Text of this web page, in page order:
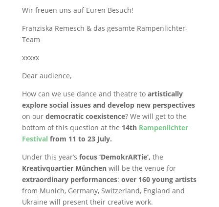
Wir freuen uns auf Euren Besuch!
Franziska Remesch & das gesamte Rampenlichter-
Team
xxxxx
Dear audience,
How can we use dance and theatre to artistically
explore social issues and develop new perspectives
on our democratic coexistence? We will get to the
bottom of this question at the 14th Rampenlichter
Festival from 11 to 23 July.
Under this year’s focus ‘DemokrARTie’, the
Kreativquartier Münchenwill be the venue for
extraordinary performances: over 160 young artists
from Munich, Germany, Switzerland, England and
Ukraine will present their creative work.